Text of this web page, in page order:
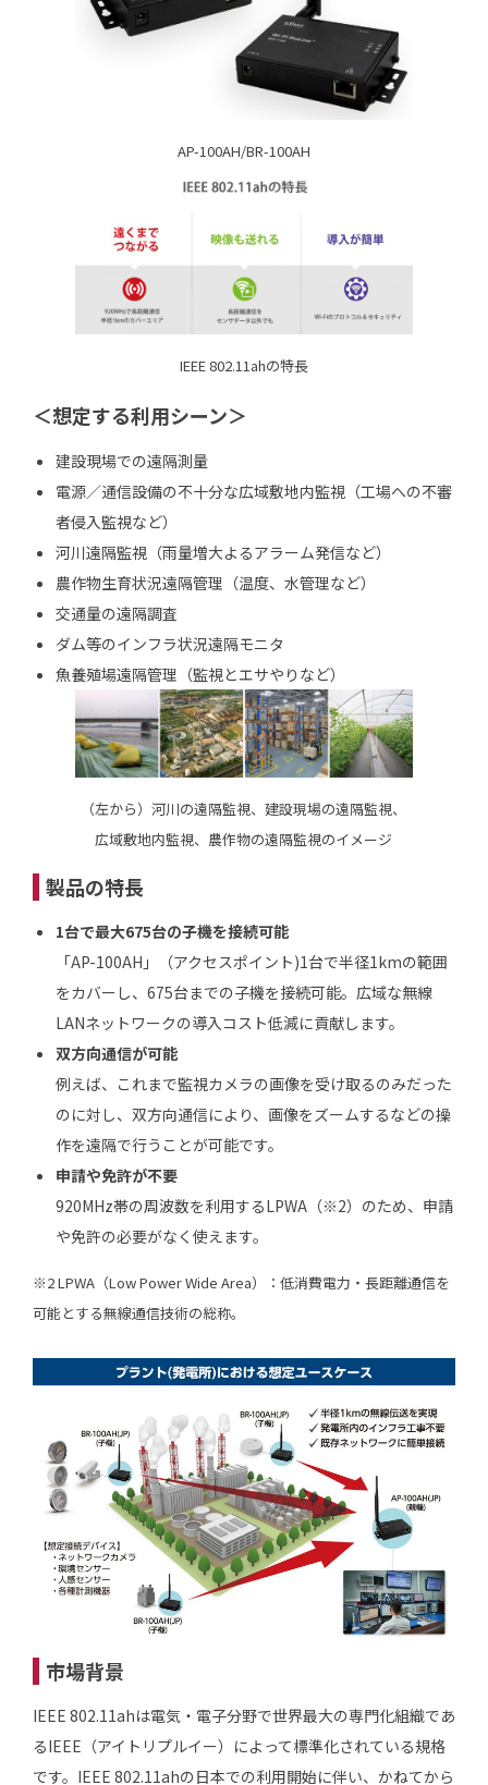
AP-100AH/BR-100AH
IEEE 802.11ahの特長
＜想定する利用シーン＞
建設現場での遠隔測量
電源／通信設備の不十分な広域敷地内監視（工場への不審
者侵入監視など）
河川遠隔監視（雨量増大よるアラーム発信など）
農作物生育状況遠隔管理（温度、水管理など）
交通量の遠隔調査
ダム等のインフラ状況遠隔モニタ
魚養殖場遠隔管理（監視とエサやりなど）
（左から）河川の遠隔監視、建設現場の遠隔監視、
広域敷地内監視、農作物の遠隔監視のイメージ
製品の特長
1台で最大675台の子機を接続可能
「AP-100AH」（アクセスポイント)1台で半径1kmの範囲
をカバーし、675台までの子機を接続可能。広域な無線
LANネットワークの導入コスト低減に貢献します。
双方向通信が可能
例えば、これまで監視カメラの画像を受け取るのみだった
のに対し、双方向通信により、画像をズームするなどの操
作を遠隔で行うことが可能です。
申請や免許が不要
920MHz帯の周波数を利用するLPWA（※2）のため、申請
や免許の必要がなく使えます。
※2 LPWA（Low Power Wide Area）：低消費電力・長距離通信を
可能とする無線通信技術の総称。
市場背景
IEEE 802.11ahは電気・電子分野で世界最大の専門化組織であ
るIEEE（アイトリプルイー）によって標準化されている規格
です。IEEE 802.11ahの日本での利用開始に伴い、かねてから